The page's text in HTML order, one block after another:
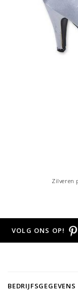
Zilveren
VOLG ONS OP!
BEDRIJFSGEGEVENS